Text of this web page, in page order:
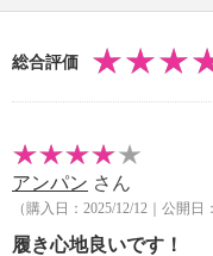
・アイロン仕上げ：
【メンテナンス（ケ
・ネット使用
・中国製
※普段と同じサイズ
※販売色 ：セッ
総合評価
アンパン さん
（購入日：2025/12/12｜公開日
履き心地良いです！